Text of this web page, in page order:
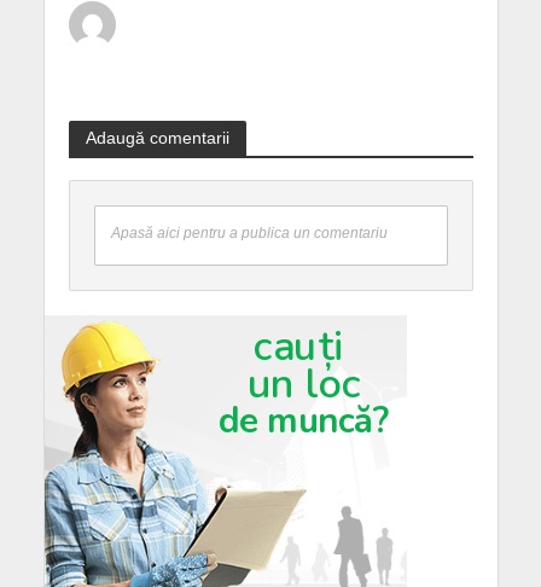
Adaugă comentarii
Apasă aici pentru a publica un comentariu